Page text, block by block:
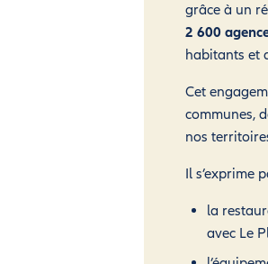
grâce à un
2 600
habitants et
Cet
communes,
nos
Il s’exprime
la
avec Le